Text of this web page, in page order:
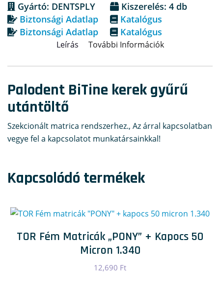
Gyártó: DENTSPLY
Kiszerelés: 4 db
Biztonsági Adatlap
Katalógus
Biztonsági Adatlap
Katalógus
Leírás További Információk
Palodent BiTine kerek gyűrű
utántöltő
Szekcionált matrica rendszerhez., Az árral kapcsolatban
vegye fel a kapcsolatot munkatársainkkal!
Kapcsolódó termékek
TOR Fém Matricák „PONY” + Kapocs 50
Micron 1.340
12,690 Ft